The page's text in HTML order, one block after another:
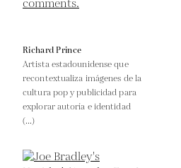
Richard Prince
Artista estadounidense que
recontextualiza imágenes de la
cultura pop y publicidad para
explorar autoría e identidad
(...)